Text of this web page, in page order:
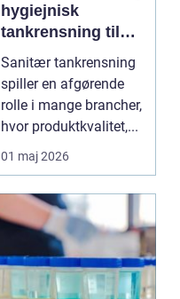
hygiejnisk
tankrensning til
krævende
industrier
Sanitær tankrensning
spiller en afgørende
rolle i mange brancher,
hvor produktkvalitet,...
01 maj 2026